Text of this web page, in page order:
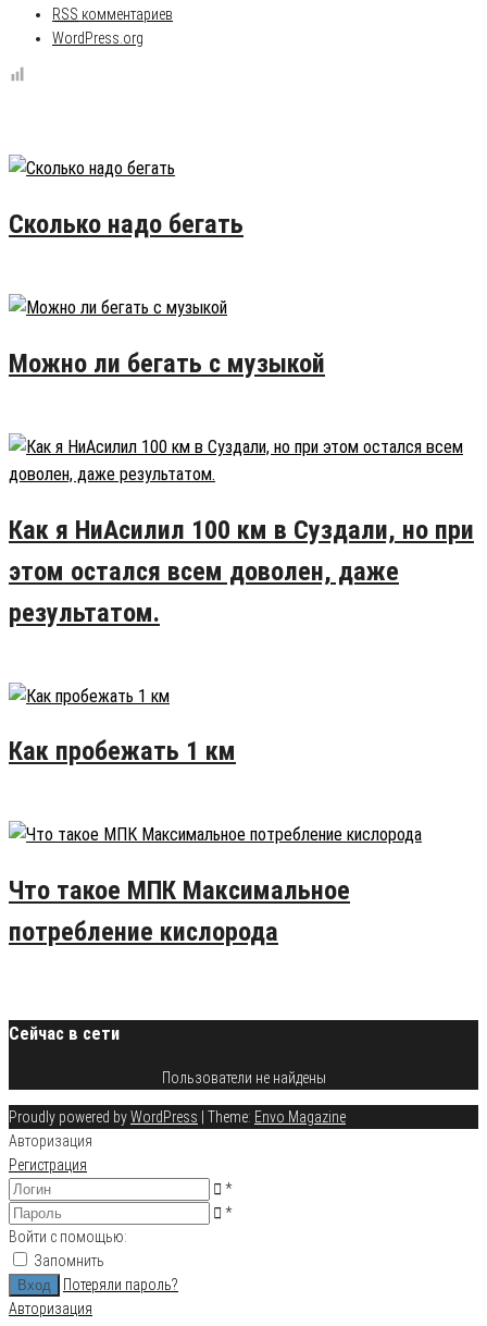
RSS комментариев
WordPress.org
Сколько надо бегать
Можно ли бегать с музыкой
Как я НиАсилил 100 км в Суздали, но при
этом остался всем доволен, даже
результатом.
Как пробежать 1 км
Что такое МПК Максимальное
потребление кислорода
Сейчас в сети
Пользователи не найдены
Proudly powered byWordPress Theme: Envo Magazine
Авторизация
Регистрация
*
*
Войти с помощью:
Запомнить
Потеряли пароль?
Авторизация